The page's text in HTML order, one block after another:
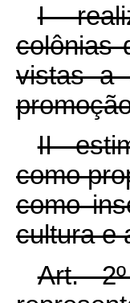
I -
colônias
vistas a
II -
como
como
cultura e
Art.